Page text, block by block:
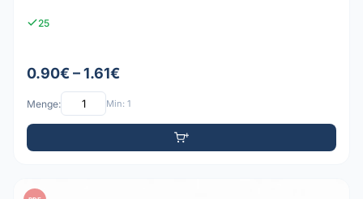
25
0.90€ – 1.61€
Menge: Min: 1